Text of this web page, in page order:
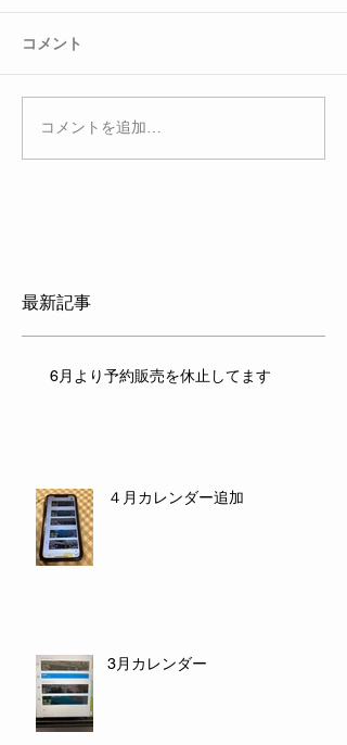
コメント
コメントを追加…
最新記事
6月より予約販売を休止してます
４月カレンダー追加
3月カレンダー